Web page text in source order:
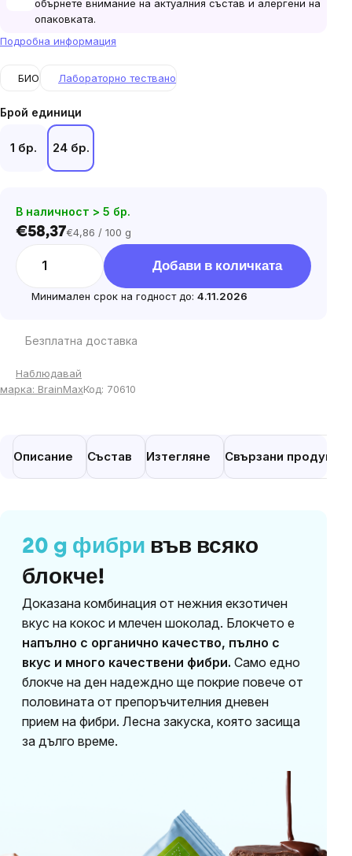
обърнете внимание на актуалния състав и алергени на
опаковката.
Подробна информация
БИО Лабораторно тествано
Брой единици
1 бр. 24 бр.
В наличност > 5 бр.
€58,37Цена
€4,86 / 100 g
Добави в количката
Минимален срок на годност до: 4.11.2026
Безплатна доставка
Наблюдавай
марка: BrainMaxКод: 70610
Описание Състав Изтегляне Свързани продукти
20 g фибри във всяко
блокче!
Доказана комбинация от нежния екзотичен
вкус на кокос и млечен шоколад. Блокчето е
напълно с органично качество, пълно с
вкус и много качествени фибри. Само едно
блокче на ден надеждно ще покрие повече от
половината от препоръчителния дневен
прием на фибри. Лесна закуска, която засища
за дълго време.